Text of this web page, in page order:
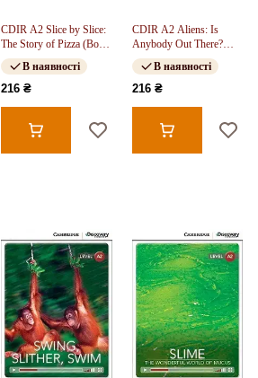
CDIR A2 Slice by Slice:
The Story of Pizza (Book
with Online Access)
В наявності
216 ₴
CDIR A2 Aliens: Is
Anybody Out There?
(Book with Online
Access)В наявності
216 ₴